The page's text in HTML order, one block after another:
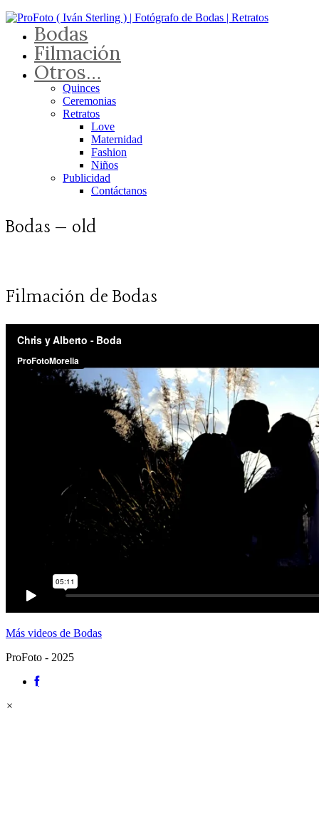
Bodas
Filmación
Otros…
Quinces
Ceremonias
Retratos
Love
Maternidad
Fashion
Niños
Publicidad
Contáctanos
Bodas – old
Filmación de Bodas
Más videos de Bodas
ProFoto - 2025
×